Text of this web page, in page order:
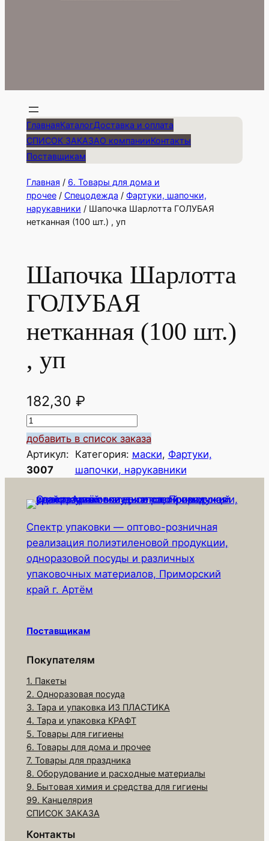
ГлавнаяКаталогДоставка и оплата
СПИСОК ЗАКАЗАО компанииКонтакты
Поставщикам
Главная / 6. Товары для дома и
прочее/ Спецодежда / Фартуки, шапочки,
нарукавники / Шапочка Шарлотта ГОЛУБАЯ
нетканная (100 шт.) , уп
Шапочка Шарлотта
ГОЛУБАЯ
нетканная (100 шт.)
, уп
182,30 ₽
К
о
л
и
е
т
в
о
т
о
р
а
а
п
о
ч
к
а
Ш
а
р
добавить в список заказа
Артикул:
3007
Категория: маски, Фартуки,
шапочки, нарукавники
Спектр упаковки — оптово-розничная
реализация полиэтиленовой продукции,
одноразовой посуды и различных
упаковочных материалов, Приморский
край г. Артём
Поставщикам
Покупателям
1. Пакеты
2. Одноразовая посуда
3. Тара и упаковка ИЗ ПЛАСТИКА
4. Тара и упаковка КРАФТ
5. Товары для гигиены
6. Товары для дома и прочее
7. Товары для праздника
8. Оборудование и расходные материалы
9. Бытовая химия и средства для гигиены
99. Канцелярия
СПИСОК ЗАКАЗА
Контакты